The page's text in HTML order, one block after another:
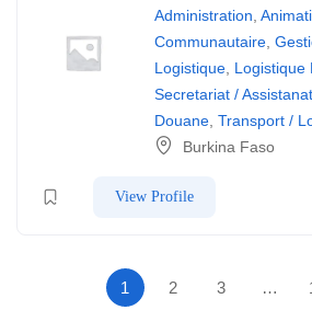
Administration,
Communautaire,
Logistique, Logistique
Secretariat / Assistanat
Douane, Transport /
Burkina Faso
View Profile
1 2 3 …